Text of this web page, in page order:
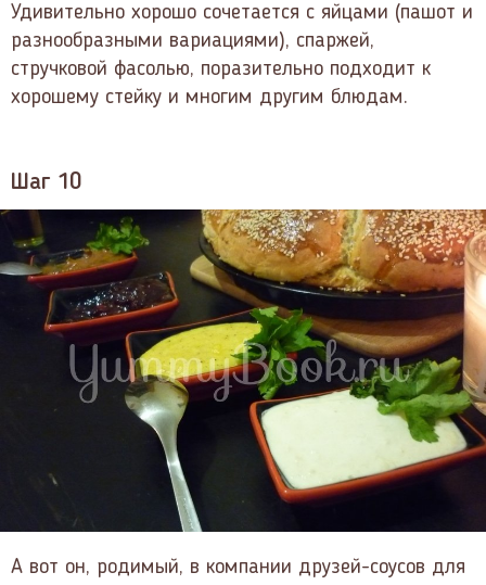
Удивительно хорошо сочетается с яйцами (пашот и
разнообразными вариациями), спаржей,
стручковой фасолью, поразительно подходит к
хорошему стейку и многим другим блюдам.
Шаг 10
А вот он, родимый, в компании друзей-соусов для